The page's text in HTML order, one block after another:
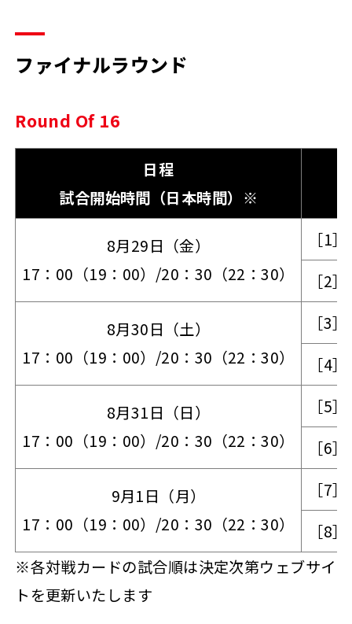
ファイナルラウンド
Round Of 16
日程
試合開始時間（日本時間）※
8月29日（金）
17：00（19：00）/20：30（22：30）
［1］
［2］
8月30日（土）
17：00（19：00）/20：30（22：30）
［3］
［4］
8月31日（日）
17：00（19：00）/20：30（22：30）
［5］
［6］
9月1日（月）
17：00（19：00）/20：30（22：30）
［7］
［8］
※各対戦カードの試合順は決定次第ウェブサイ
トを更新いたします